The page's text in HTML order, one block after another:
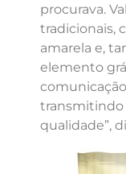
procurava.
tradicionais,
amarela e,
elemento
transmitindo
qualidade”,